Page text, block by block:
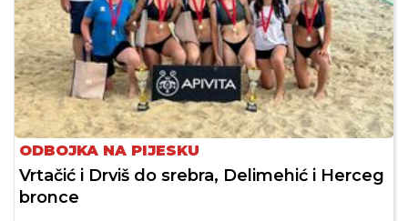
ODBOJKA NA PIJESKU
Vrtačić i Drviš do srebra, Delimehić i Herceg
bronce